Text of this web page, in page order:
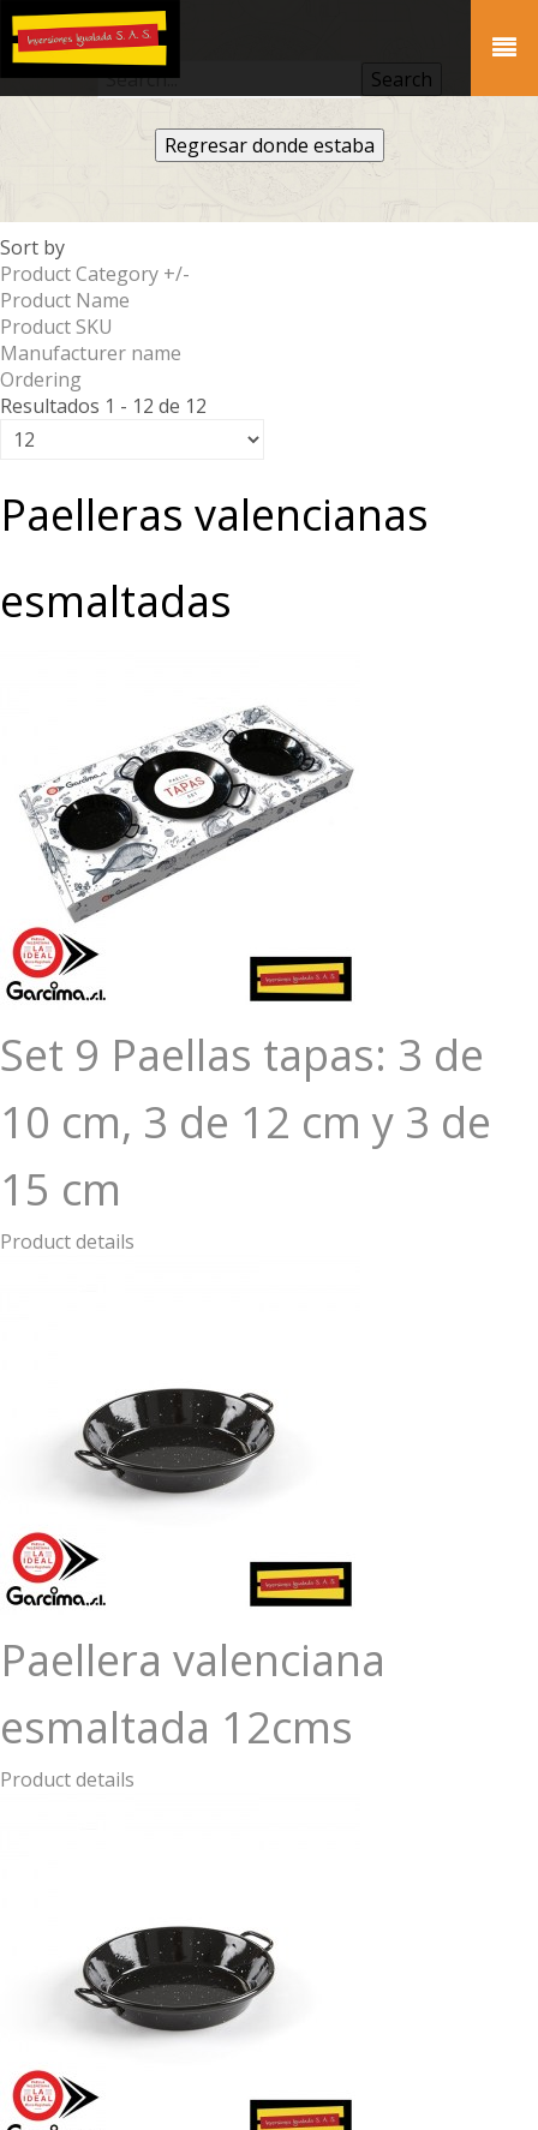
Regresar donde estaba
Sort by
Product Category +/-
Product Name
Product SKU
Manufacturer name
Ordering
Resultados 1 - 12 de 12
Paelleras valencianas
esmaltadas
Set 9 Paellas tapas: 3 de
10 cm, 3 de 12 cm y 3 de
15 cm
Product details
Paellera valenciana
esmaltada 12cms
Product details